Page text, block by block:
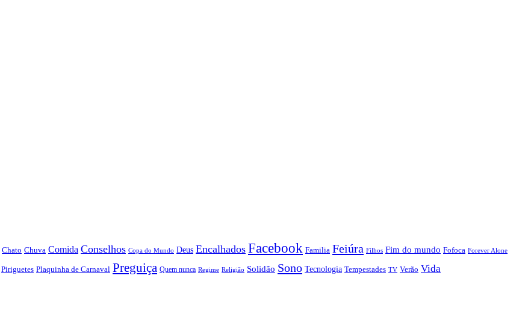
Chato Chuva Comida Conselhos Copa do Mundo Deus Encalhados Facebook Familia Feiúra Filhos Fim do mundo Fofoca Forever Alone
Piriguetes Plaquinha de Carnaval Preguiça Quem nunca Regime Religião Solidão Sono Tecnologia Tempestades TV Verão Vida